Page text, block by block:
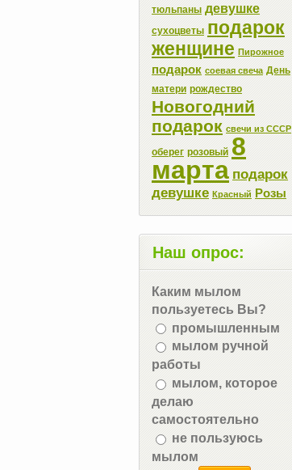
тюльпаны девушке
сухоцветы подарок
женщине Пирожное
подарок соевая свеча День
матери рождество
Новогодний
подарок свечи из СССР
оберег розовый 8
марта подарок
девушке Красный Розы
Наш опрос:
Каким мылом
пользуетесь Вы?
промышленным
мылом ручной
работы
мылом, которое
делаю
самостоятельно
не пользуюсь
мылом